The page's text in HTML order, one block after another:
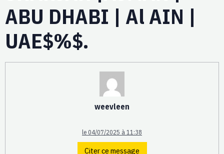
ABU DHABI | Al AIN |
UAE$%$.
weevleen
le 04/07/2025 à 11:38
Citer ce message